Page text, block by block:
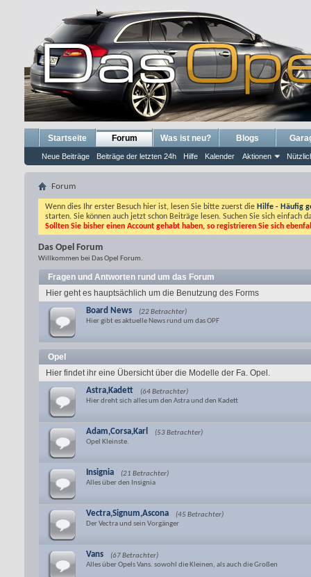
Startseite Forum
Neue Beiträge Beiträge der letzten 24h Hilfe Kalender Aktionen
Was ist neu? Blogs
Forum
Wenn dies Ihr erster Besuch hier ist, lesen Sie bitte zuerst die Hilfe - Häufig
starten. Sie können auch jetzt schon Beiträge lesen. Suchen Sie sich einfach
Sollten Sie bisher einen Account gehabt haben, so registrieren Sie sich
Das Opel Forum
Willkommen bei Das Opel Forum.
Fragen und Antworten rund um das Forum
Hier geht es hauptsächlich um die Benutzung des Forms
Board News
(22 Betrachter)
Hier gibt es aktuelle News rund um das OPF
Opel
Hier findet ihr eine Übersicht über die Modelle der Fa. Opel.
Astra,Kadett
(64 Betrachter)
Hier dreht sich alles um den Astra und den Kadett
Adam,Corsa,Karl
(53 Betrachter)
Opel Kleinste.
Insignia
(21 Betrachter)
Alles über den Insignia
Vectra,Signum,Ascona
(45 Betrachter)
Der Vectra und sein Vorgänger
Vans
(67 Betrachter)
Alles über Opels Vans. sowohl die Kleinen, als auch die Großen